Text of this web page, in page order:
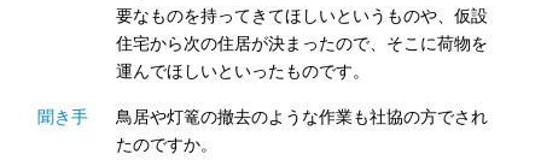
要なものを持ってきてほしいというものや、仮設
住宅から次の住居が決まったので、そこに荷物を
運んでほしいといったものです。
聞き手
鳥居や灯篭の撤去のような作業も社協の方でされ
たのですか。